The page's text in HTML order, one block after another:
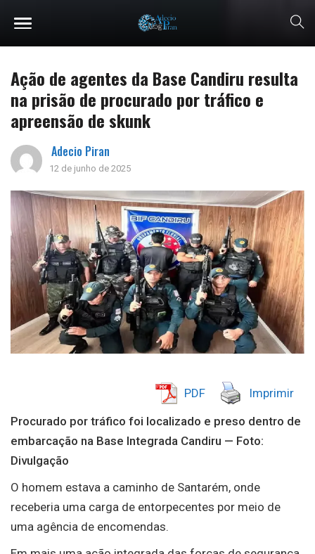
Ação de agentes da Base Candiru resulta
na prisão de procurado por tráfico e
apreensão de skunk
Adecio Piran
12 de junho de 2025
PDF Imprimir
Procurado por tráfico foi localizado e preso dentro de
embarcação na Base Integrada Candiru — Foto:
Divulgação
O homem estava a caminho de Santarém, onde
receberia uma carga de entorpecentes por meio de
uma agência de encomendas.